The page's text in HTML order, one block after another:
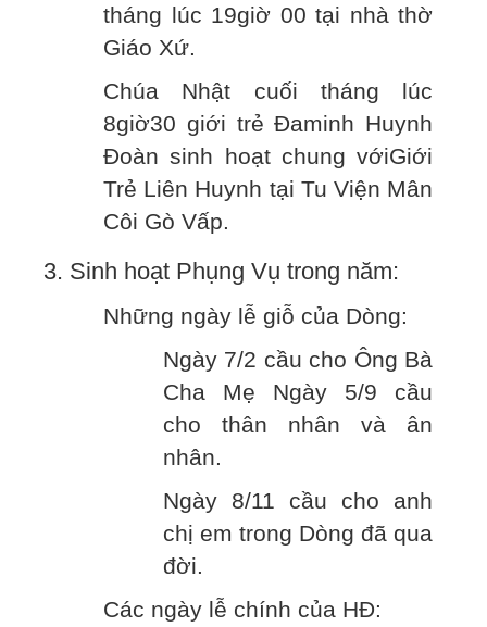
tháng lúc 19giờ 00 tại nhà thờ
Giáo Xứ.
Chúa Nhật cuối tháng lúc
8giờ30 giới trẻ Đaminh Huynh
Đoàn sinh hoạt chung vớiGiới
Trẻ Liên Huynh tại Tu Viện Mân
Côi Gò Vấp.
3. Sinh hoạt Phụng Vụ trong năm:
Những ngày lễ giỗ của Dòng:
Ngày 7/2 cầu cho Ông Bà
Cha Mẹ Ngày 5/9 cầu
cho thân nhân và ân
nhân.
Ngày 8/11 cầu cho anh
chị em trong Dòng đã qua
đời.
Các ngày lễ chính của HĐ: